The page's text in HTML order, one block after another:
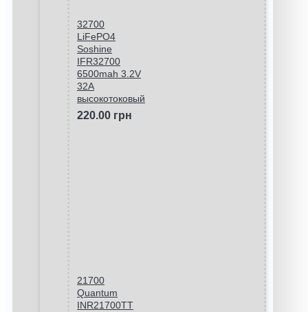
32700
LiFePO4
Soshine
IFR32700
6500mah 3.2V
32A
высокотоковый
220.00 грн
21700
Quantum
INR21700TT